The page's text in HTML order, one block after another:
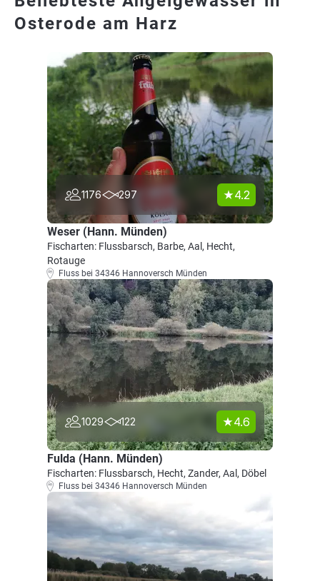
Osterode am Harz
1176 297 4.2
Weser (Hann. Münden)
Fischarten: Flussbarsch, Barbe, Aal, Hecht,
Rotauge
Fluss bei 34346 Hannoversch Münden
1029 122 4.6
Fulda (Hann. Münden)
Fischarten: Flussbarsch, Hecht, Zander, Aal, Döbel
Fluss bei 34346 Hannoversch Münden